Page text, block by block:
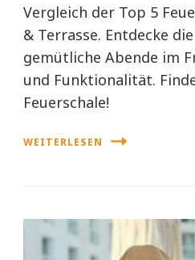
Vergleich der Top 5
& Terrasse. Entdecke
gemütliche Abende im
und Funktionalität.
Feuerschale!
WEITERLESEN